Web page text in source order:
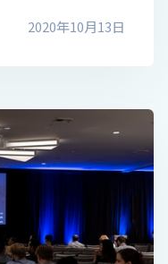
2020年10月13日